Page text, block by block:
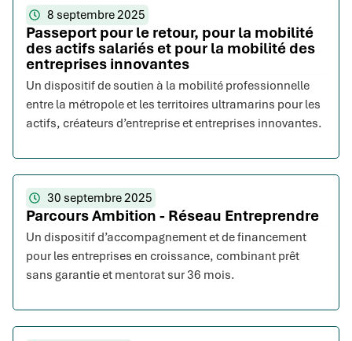
8 septembre 2025
Passeport pour le retour, pour la mobilité
des actifs salariés et pour la mobilité des
entreprises innovantes
Un dispositif de soutien à la mobilité professionnelle
entre la métropole et les territoires ultramarins pour les
actifs, créateurs d’entreprise et entreprises innovantes.
30 septembre 2025
Parcours Ambition - Réseau Entreprendre
Un dispositif d’accompagnement et de financement
pour les entreprises en croissance, combinant prêt
sans garantie et mentorat sur 36 mois.